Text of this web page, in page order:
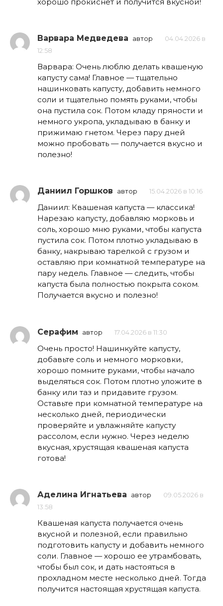
Варвара Медведева автор
04.04.2026 в
12:58
Варвара: Очень люблю делать квашеную
капусту сама! Главное — тщательно
нашинковать капусту, добавить немного
соли и тщательно помять руками, чтобы
она пустила сок. Потом кладу пряности и
немного укропа, укладываю в банку и
прижимаю гнетом. Через пару дней
можно пробовать — получается вкусно и
полезно!
Даниил Горшков автор 15.04.2026 в 10:16
Даниил: Квашеная капуста — классика!
Нарезаю капусту, добавляю морковь и
соль, хорошо мню руками, чтобы капуста
пустила сок. Потом плотно укладываю в
банку, накрываю тарелкой с грузом и
оставляю при комнатной температуре на
пару недель. Главное — следить, чтобы
капуста была полностью покрыта соком.
Получается вкусно и полезно!
Серафим автор 17.04.2026 в 11:30
Очень просто! Нашинкуйте капусту,
добавьте соль и немного морковки,
хорошо помните руками, чтобы начало
выделяться сок. Потом плотно уложите в
банку или таз и придавите грузом.
Оставьте при комнатной температуре на
несколько дней, периодически
проверяйте и увлажняйте капусту
рассолом, если нужно. Через неделю
вкусная, хрустящая квашеная капуста
готова!
Аделина Игнатьева автор
09.05.2026 в
13:58
Квашеная капуста получается очень
вкусной и полезной, если правильно
подготовить капусту и добавить немного
соли. Главное — хорошо ее утрамбовать,
чтобы был сок, и дать настояться в
прохладном месте несколько дней. Тогда
получится настоящая хрустящая капуста.